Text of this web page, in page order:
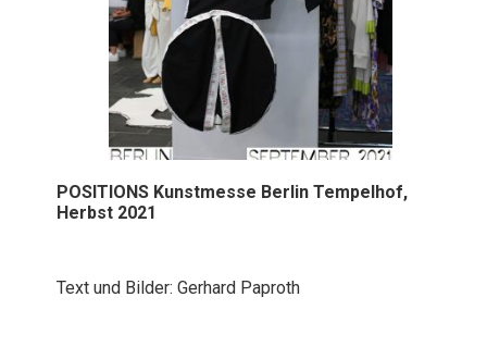
POSITIONS Kunstmesse Berlin Tempelhof,
Herbst 2021
Text und Bilder: Gerhard Paproth